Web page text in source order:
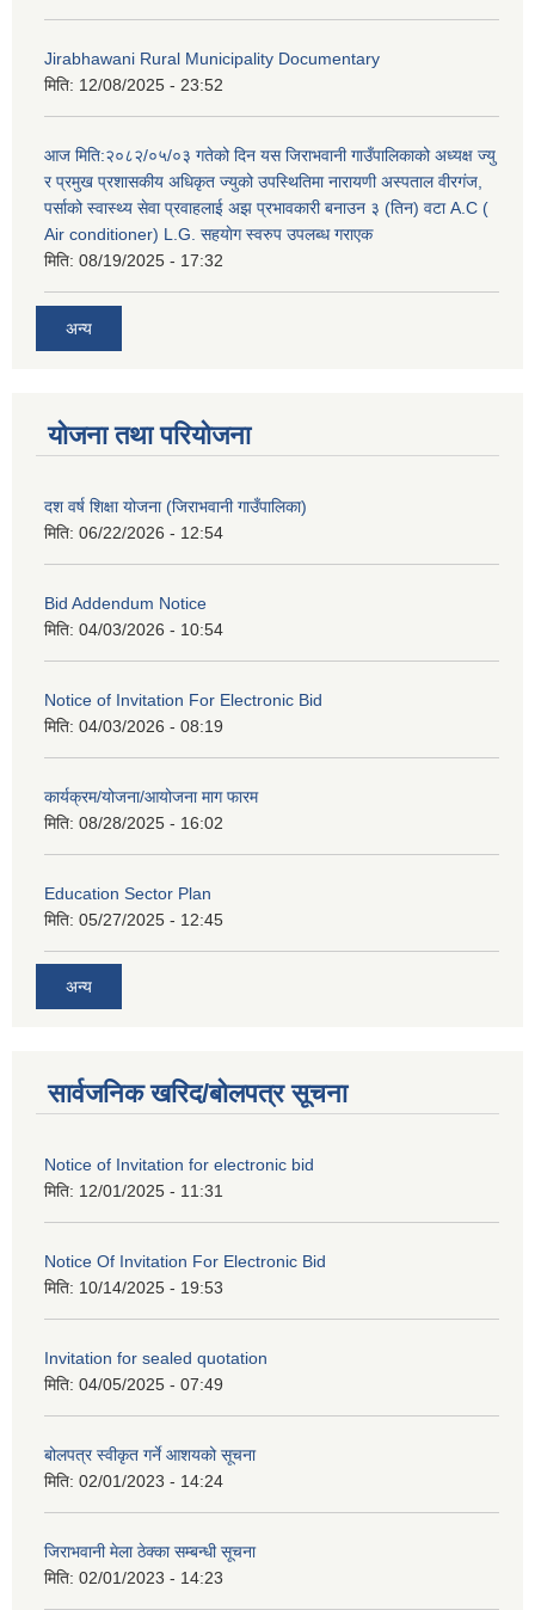
Jirabhawani Rural Municipality Documentary
मिति: 12/08/2025 - 23:52
आज मिति:२०८२/०५/०३ गतेको दिन यस जिराभवानी गाउँपालिकाको अध्यक्ष ज्यु
र प्रमुख प्रशासकीय अधिकृत ज्युको उपस्थितिमा नारायणी अस्पताल वीरगंज,
पर्साको स्वास्थ्य सेवा प्रवाहलाई अझ प्रभावकारी बनाउन ३ (तिन) वटा A.C (
Air conditioner) L.G. सहयाेग स्वरुप उपलब्ध गराएक
मिति: 08/19/2025 - 17:32
अन्य
योजना तथा परियोजना
दश वर्ष शिक्षा योजना (जिराभवानी गाउँपालिका)
मिति: 06/22/2026 - 12:54
Bid Addendum Notice
मिति: 04/03/2026 - 10:54
Notice of Invitation For Electronic Bid
मिति: 04/03/2026 - 08:19
कार्यक्रम/योजना/आयोजना माग फारम
मिति: 08/28/2025 - 16:02
Education Sector Plan
मिति: 05/27/2025 - 12:45
अन्य
सार्वजनिक खरिद/बोलपत्र सूचना
Notice of Invitation for electronic bid
मिति: 12/01/2025 - 11:31
Notice Of Invitation For Electronic Bid
मिति: 10/14/2025 - 19:53
Invitation for sealed quotation
मिति: 04/05/2025 - 07:49
बोलपत्र स्वीकृत गर्ने आशयको सूचना
मिति: 02/01/2023 - 14:24
जिराभवानी मेला ठेक्का सम्बन्धी सूचना
मिति: 02/01/2023 - 14:23